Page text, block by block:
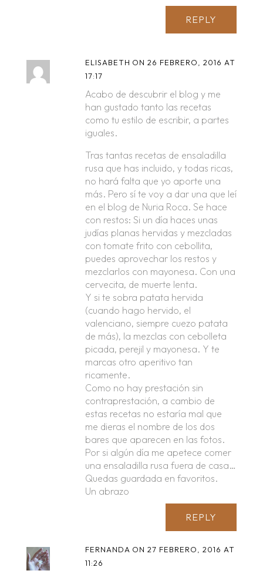
REPLY
ELISABETH ON 26 FEBRERO, 2016 AT
17:17
Acabo de descubrir el blog y me
han gustado tanto las recetas
como tu estilo de escribir, a partes
iguales.
Tras tantas recetas de ensaladilla
rusa que has incluido, y todas ricas,
no hará falta que yo aporte una
más. Pero sí te voy a dar una que leí
en el blog de Nuria Roca. Se hace
con restos: Si un día haces unas
judías planas hervidas y mezcladas
con tomate frito con cebollita,
puedes aprovechar los restos y
mezclarlos con mayonesa. Con una
cervecita, de muerte lenta.
Y si te sobra patata hervida
(cuando hago hervido, el
valenciano, siempre cuezo patata
de más), la mezclas con cebolleta
picada, perejil y mayonesa. Y te
marcas otro aperitivo tan
ricamente.
Como no hay prestación sin
contraprestación, a cambio de
estas recetas no estaría mal que
me dieras el nombre de los dos
bares que aparecen en las fotos.
Por si algún día me apetece comer
una ensaladilla rusa fuera de casa…
Quedas guardada en favoritos.
Un abrazo
REPLY
FERNANDA ON 27 FEBRERO, 2016 AT
11:26